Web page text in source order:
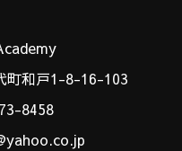
町和戸1-8-16-103
8458